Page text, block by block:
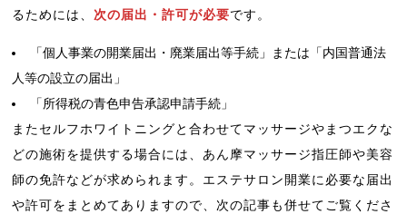
るためには、次の届出・許可が必要です。
「個人事業の開業届出・廃業届出等手続」または「内国普通法
人等の設立の届出」
「所得税の青色申告承認申請手続」
またセルフホワイトニングと合わせてマッサージやまつエクな
どの施術を提供する場合には、あん摩マッサージ指圧師や美容
師の免許などが求められます。エステサロン開業に必要な届出
や許可をまとめてありますので、次の記事も併せてご覧くださ